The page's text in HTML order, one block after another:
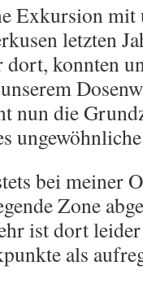
Exkursion mit
letzten
konnten
nun die
bei meiner
Zone
ist dort
als